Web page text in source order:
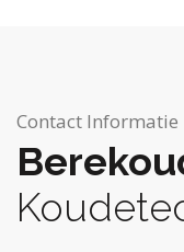
Contact Informatie